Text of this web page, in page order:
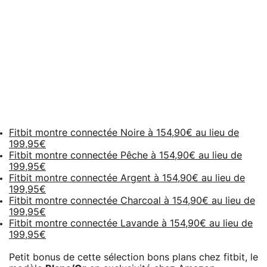
Fitbit montre connectée Noire à 154,90€ au lieu de
199,95€
Fitbit montre connectée Pêche à 154,90€ au lieu de
199,95€
Fitbit montre connectée Argent à 154,90€ au lieu de
199,95€
Fitbit montre connectée Charcoal à 154,90€ au lieu de
199,95€
Fitbit montre connectée Lavande à 154,90€ au lieu de
199,95€
Petit bonus de cette sélection bons plans chez fitbit, le